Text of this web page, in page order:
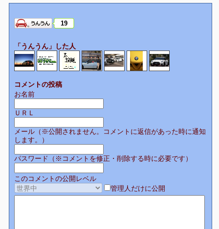
19
「うんうん」した人
コメントの投稿
お名前
ＵＲＬ
メール（※公開されません。コメントに返信があった時に通知
します。）
パスワード（※コメントを修正・削除する時に必要です）
このコメントの公開レベル
管理人だけに公開